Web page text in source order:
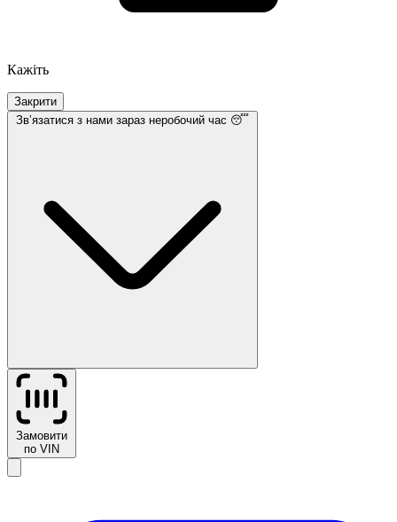
Кажіть
Закрити
Звʼязатися з нами зараз неробочий час 😴
Замовити
по VIN